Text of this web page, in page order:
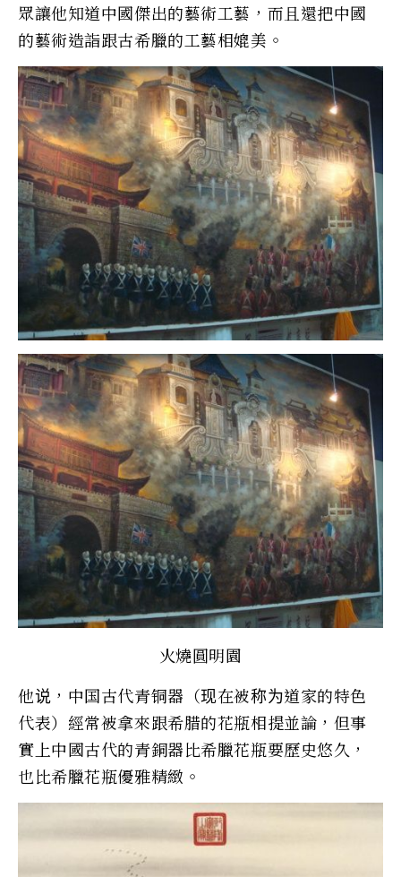
眾讓他知道中國傑出的藝術工藝，而且還把中國
的藝術造詣跟古希臘的工藝相媲美。
火燒圓明園
他说，中国古代青铜器（现在被称为道家的特色
代表）經常被拿來跟希腊的花瓶相提並論，但事
實上中國古代的青銅器比希臘花瓶要歷史悠久，
也比希臘花瓶優雅精緻。